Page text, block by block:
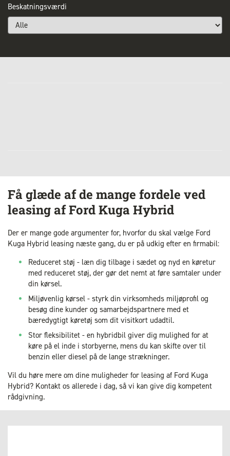
Beskatningsværdi
Få glæde af de mange fordele ved
leasing af Ford Kuga Hybrid
Der er mange gode argumenter for, hvorfor du skal vælge Ford
Kuga Hybrid leasing næste gang, du er på udkig efter en firmabil:
Reduceret støj - læn dig tilbage i sædet og nyd en køretur
med reduceret støj, der gør det nemt at føre samtaler under
din kørsel.
Miljøvenlig kørsel - styrk din virksomheds miljøprofil og
besøg dine kunder og samarbejdspartnere med et
bæredygtigt køretøj som dit visitkort udadtil.
Stor fleksibilitet - en hybridbil giver dig mulighed for at
køre på el inde i storbyerne, mens du kan skifte over til
benzin eller diesel på de lange strækninger.
Vil du høre mere om dine muligheder for leasing af Ford Kuga
Hybrid? Kontakt os allerede i dag, så vi kan give dig kompetent
rådgivning.